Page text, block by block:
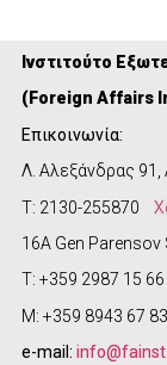
Ινστιτούτο
(Foreign Affairs
Επικοινωνία:
Λ. Αλεξάνδρας
Τ: 2130-255870
16A Gen Parensov
T: +359 2987 15 66
M: +359 8943 67
e-mail: